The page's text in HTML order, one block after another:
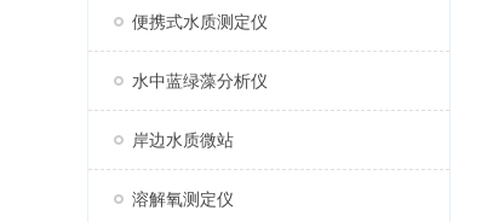
便携式水质测定仪
水中蓝绿藻分析仪
岸边水质微站
溶解氧测定仪